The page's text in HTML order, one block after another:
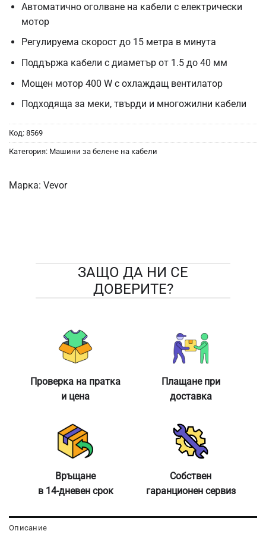
Автоматично оголване на кабели с електрически
мотор
Регулируема скорост до 15 метра в минута
Поддържа кабели с диаметър от 1.5 до 40 мм
Мощен мотор 400 W с охлаждащ вентилатор
Подходяща за меки, твърди и многожилни кабели
Код: 8569
Категория: Машини за белене на кабели
Марка: Vevor
ЗАЩО ДА НИ СЕ
ДОВЕРИТЕ?
Проверка на пратка
и цена
Плащане при
доставка
Връщане
в 14-дневен срок
Собствен
гаранционен сервиз
Описание